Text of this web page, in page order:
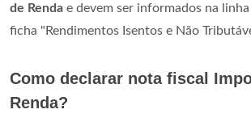
de Renda e devem ser informados na
ficha "Rendimentos Isentos e Não
Como declarar nota fiscal
Renda?